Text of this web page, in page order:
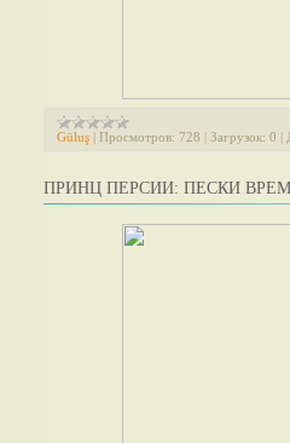
Güluş | Просмотров: 728 | Загрузок: 0 |
ПРИНЦ ПЕРСИИ: ПЕСКИ